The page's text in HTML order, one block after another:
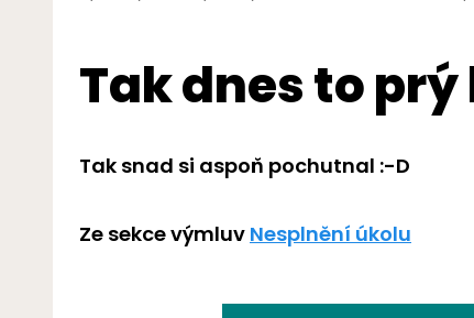
Tak dnes to prý
Tak snad si aspoň pochutnal :-D
Ze sekce výmluv Nesplnění úkolu